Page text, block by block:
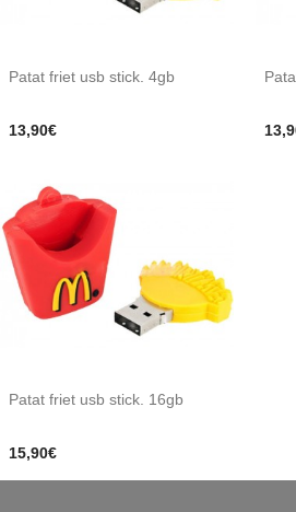
Patat friet usb stick. 4gb
13,90€
Patat friet usb stick. 16gb
15,90€